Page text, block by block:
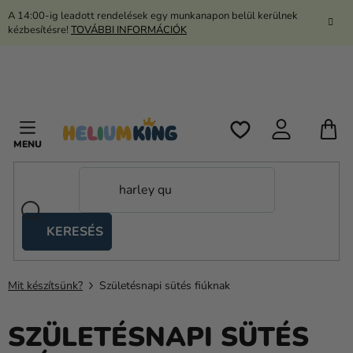
Ugrás
A 14:00-ig leadott rendelések egy munkanapon belül kerülnek
kézbesítésre! TOVÁBBI INFORMÁCIÓK
KERESÉS
sátrak
Kanekalon
Hélium
és
Mit készítsünk? Születésnapi sütés fiúknak
SZÜLETÉSNAPI SÜTÉS